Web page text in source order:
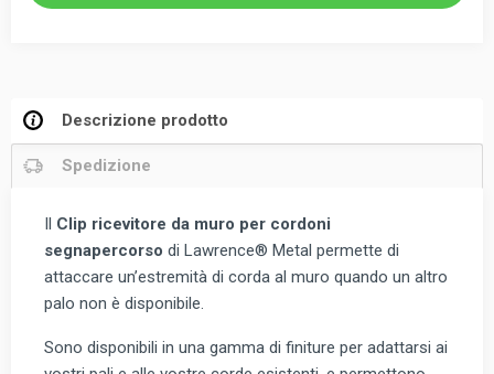
quantità
Descrizione prodotto
Spedizione
Il Clip ricevitore da muro per cordoni
segnapercorso di Lawrence® Metal permette di
attaccare un’estremità di corda al muro quando un altro
palo non è disponibile.
Sono disponibili in una gamma di finiture per adattarsi ai